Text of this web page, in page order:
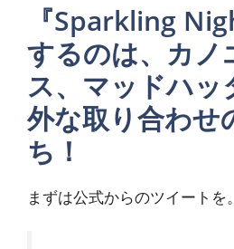
『Sparkling
するのは、カノ
ス、マッドハ
外な取り合わせ
ち！
まずは公式からのツイートを。